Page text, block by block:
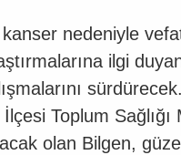
nedeniyle
ilgi
Toplum Sağlığı
olan Bilgen,